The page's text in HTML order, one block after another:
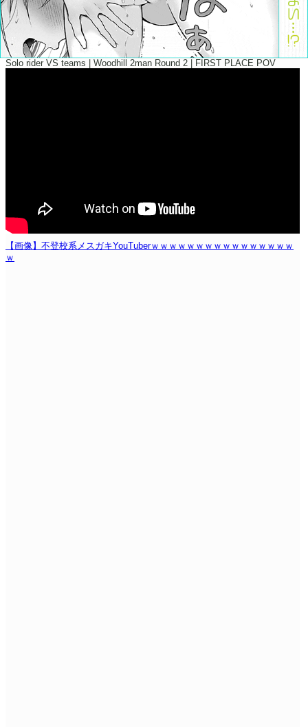
Solo rider VS teams | Woodhill 2man Round 2 | FIRST PLACE POV
【画像】不登校系メスガキYouTuberｗｗｗｗｗｗｗｗｗｗｗｗｗｗｗｗ
ｗ